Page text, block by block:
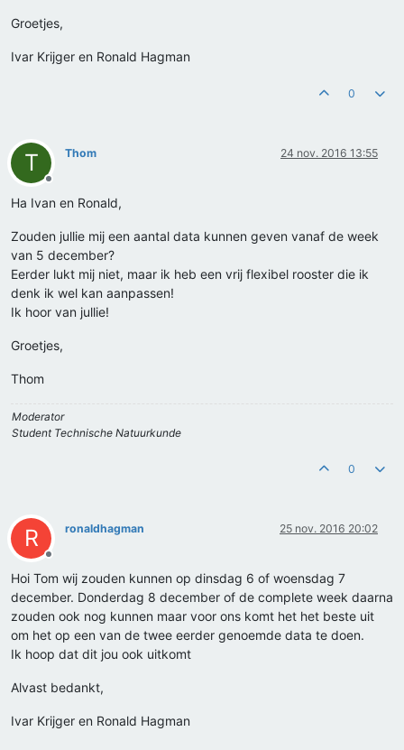
Groetjes,
Ivar Krijger en Ronald Hagman
0
T
Offline
Thom 24 nov. 2016 13:55
Ha Ivan en Ronald,
Zouden jullie mij een aantal data kunnen geven vanaf de week
van 5 december?
Eerder lukt mij niet, maar ik heb een vrij flexibel rooster die ik
denk ik wel kan aanpassen!
Ik hoor van jullie!
Groetjes,
Thom
Moderator
Student Technische Natuurkunde
0
R
Offline
ronaldhagman 25 nov. 2016 20:02
Hoi Tom wij zouden kunnen op dinsdag 6 of woensdag 7
december. Donderdag 8 december of de complete week daarna
zouden ook nog kunnen maar voor ons komt het het beste uit
om het op een van de twee eerder genoemde data te doen.
Ik hoop dat dit jou ook uitkomt
Alvast bedankt,
Ivar Krijger en Ronald Hagman